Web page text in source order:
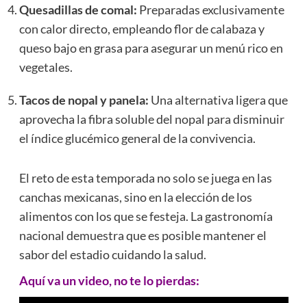
Quesadillas de comal: Preparadas exclusivamente
con calor directo, empleando flor de calabaza y
queso bajo en grasa para asegurar un menú rico en
vegetales.
Tacos de nopal y panela: Una alternativa ligera que
aprovecha la fibra soluble del nopal para disminuir
el índice glucémico general de la convivencia.
El reto de esta temporada no solo se juega en las
canchas mexicanas, sino en la elección de los
alimentos con los que se festeja. La gastronomía
nacional demuestra que es posible mantener el
sabor del estadio cuidando la salud.
Aquí va un video, no te lo pierdas: